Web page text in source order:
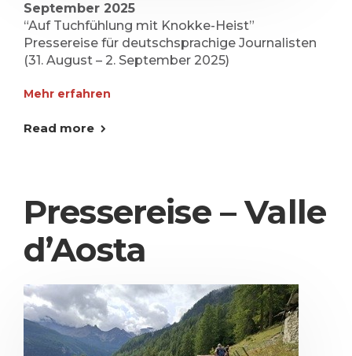
September 2025
“Auf Tuchfühlung mit Knokke-Heist”
Pressereise für deutschsprachige Journalisten
(31. August – 2. September 2025)
Mehr erfahren
Read more
Pressereise – Valle
d’Aosta